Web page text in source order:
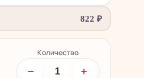
822₽
Количество
− +